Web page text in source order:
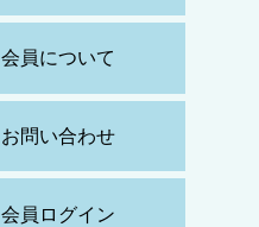
会員について
お問い合わせ
会員ログイン